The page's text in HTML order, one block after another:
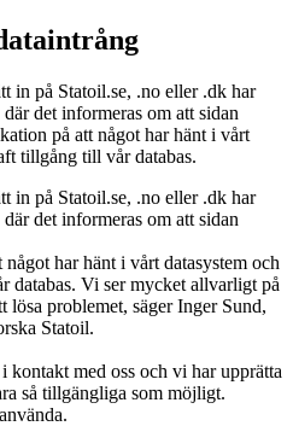
in på Statoil.se, .no eller .dk har
det informeras om att sidan
på att något har hänt i vårt
tillgång till vår databas.
in på Statoil.se, .no eller .dk har
det informeras om att sidan
har hänt i vårt datasystem och
databas. Vi ser mycket allvarligt på
lösa problemet, säger Inger Sund,
Statoil.
med oss och vi har upprätta
så tillgängliga som möjligt.